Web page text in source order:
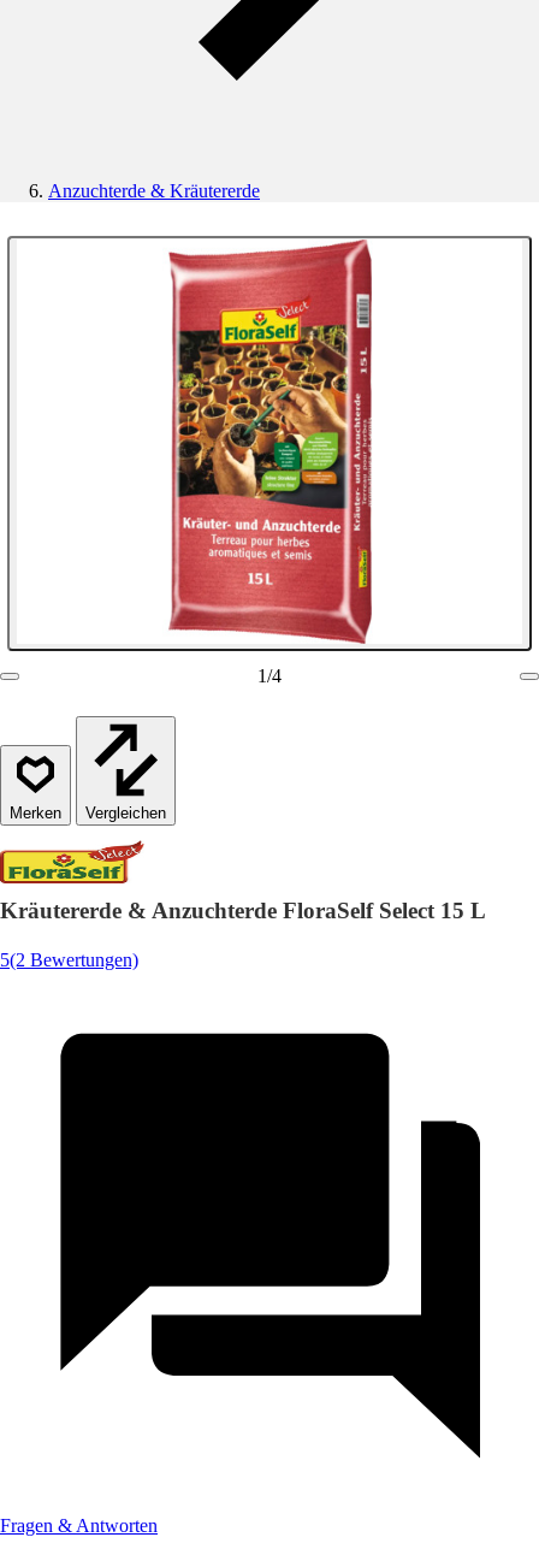
Anzuchterde & Kräutererde
1/4
Vergleichen
Kräutererde & Anzuchterde FloraSelf Select 15 L
5(2 Bewertungen)
Fragen & Antworten